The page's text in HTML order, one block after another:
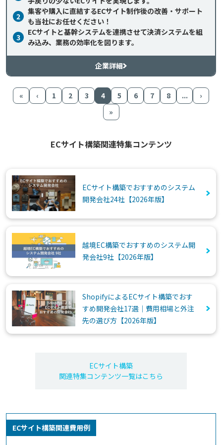
2
集客や購入に直結するECサイト制作後の改善・サポート
も当社にお任せください！
3
ECサイトと基幹システムを連携させて決済システムを組
み込み、業務の効率化を図ります。
企業詳細
« ‹ 1 2 3 4 5 6 7 8 ...
›
»
ECサイト構築関連特集コンテンツ
ECサイト構築でおすすめのシステム
開発会社24社【2026年版】
越境EC構築でおすすめのシステム開
発会社9社【2026年版】
ShopifyによるECサイト構築でおす
すめ開発会社17選｜費用相場と外注
先の選び方【2026年版】
ECサイト構築
関連特集コンテンツ一覧はこちら
ECサイト構築関連費用例